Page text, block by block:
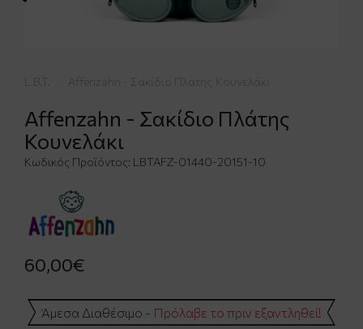
L.B.T. Affenzahn - Σακίδιο Πλάτης Κουνελάκι
Affenzahn - Σακίδιο Πλάτης
Κουνελάκι
Κωδικός Προϊόντος: LBTAFZ-01440-20151-10
60,00€
Άμεσα Διαθέσιμο - Πρόλαβε το πριν εξαντληθεί!